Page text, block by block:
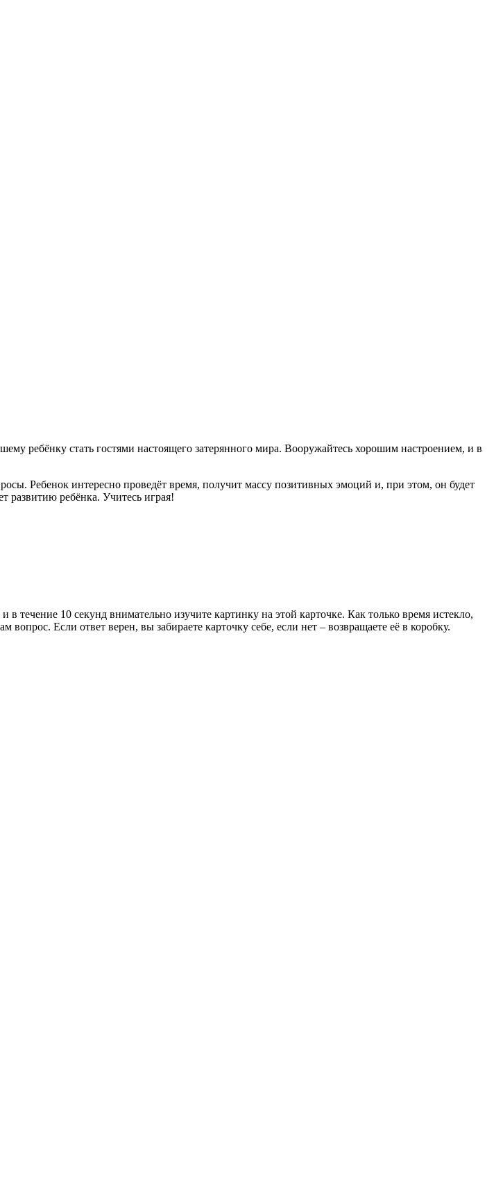
ребёнку стать гостями настоящего затерянного мира. Вооружайтесь хорошим настроением, и в
Ребенок интересно проведёт время, получит массу позитивных эмоций и, при этом, он будет
развитию ребёнка. Учитесь играя!
течение 10 секунд внимательно изучите картинку на этой карточке. Как только время истекло,
Если ответ верен, вы забираете карточку себе, если нет – возвращаете её в коробку.